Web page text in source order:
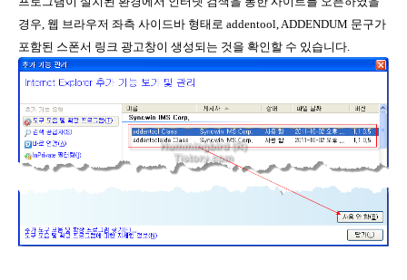
경우, 웹 브라우저 좌측 사이드바 형태로 addentool, ADDENDUM 문구가
포함된 스폰서 링크 광고창이 생성되는 것을 확인할 수 있습니다.